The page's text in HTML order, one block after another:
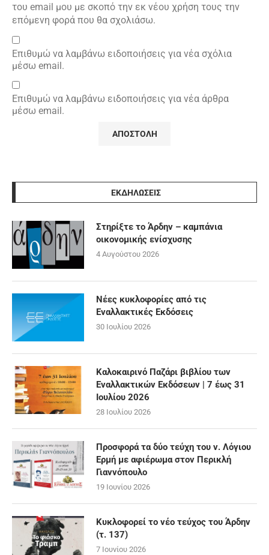
του email μου με σκοπό την εκ νέου χρήση τους την
επόμενη φορά που θα σχολιάσω.
Επιθυμώ να λαμβάνω ειδοποιήσεις για νέα σχόλια
μέσω email.
Επιθυμώ να λαμβάνω ειδοποιήσεις για νέα άρθρα
μέσω email.
ΕΚΔΗΛΩΣΕΙΣ
Στηρίξτε το Άρδην – καμπάνια
οικονομικής ενίσχυσης
4 Αυγούστου 2026
Νέες κυκλοφορίες από τις
Εναλλακτικές Εκδόσεις
30 Ιουλίου 2026
Καλοκαιρινό Παζάρι βιβλίου των
Εναλλακτικών Εκδόσεων | 7 έως 31
Ιουλίου 2026
28 Ιουλίου 2026
Προσφορά τα δύο τεύχη του ν. Λόγιου
Ερμή με αφιέρωμα στον Περικλή
Γιαννόπουλο
19 Ιουνίου 2026
Κυκλοφορεί το νέο τεύχος του Άρδην
(τ. 137)
7 Ιουνίου 2026